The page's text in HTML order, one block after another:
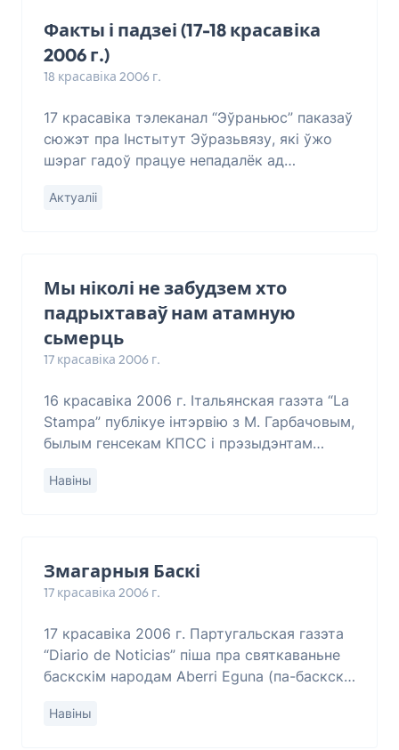
Факты і падзеі (17-18 красавіка
2006 г.)
18 красавіка 2006 г.
17 красавіка тэлеканал “Эўраньюс” паказаў
сюжэт пра Інстытут Эўразьвязу, які ўжо
шэраг гадоў працуе непадалёк ад
доктарскімі дысэртацыямі, падвышаюць
Актуаліі
Мы ніколі не забудзем хто
падрыхтаваў нам атамную
сьмерць
17 красавіка 2006 г.
16 красавіка 2006 г. Італьянская газэта “La
Stampa” публікуе інтэрвію з М. Гарбачовым,
былым генсекам КПСС і прэзыдэнтам
Чарнобыльскую катастрофу. Ён адказваў
Навіны
Змагарныя Баскі
17 красавіка 2006 г.
17 красавіка 2006 г. Партугальская газэта
“Diario de Noticias” піша пра святкаваньне
баскскім народам Aberri Eguna (па-баскску
Басконіі Більбао адбыліся цэнтральныя м
Навіны